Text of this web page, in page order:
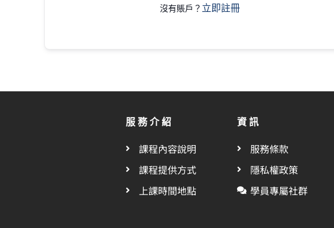
沒有賬戶？ 立即註冊
服務介紹
課程內容說明
課程提供方式
上課時間地點
資訊
服務條款
隱私權政策
學員專屬社群